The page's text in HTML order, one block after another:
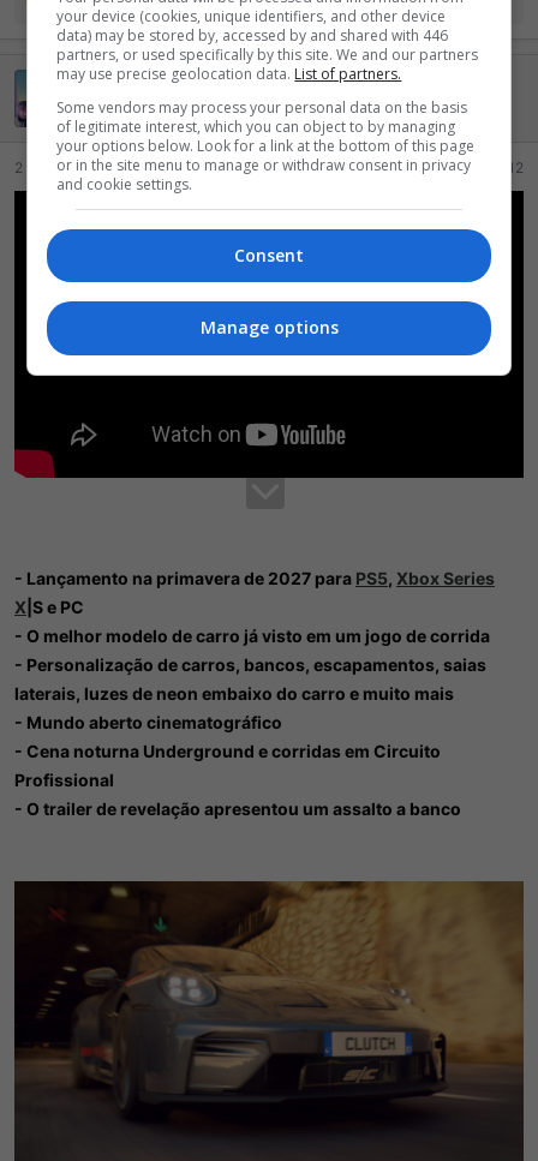
OUTKAST
Lenda da internet
2 Junho 2026 #12
- Lançamento na primavera de 2027 para PS5, Xbox Series
X |S e PC
- O melhor modelo de carro já visto em um jogo de corrida
- Personalização de carros, bancos, escapamentos, saias
laterais, luzes de neon embaixo do carro e muito mais
- Mundo aberto cinematográfico
- Cena noturna Underground e corridas em Circuito
Profissional
- O trailer de revelação apresentou um assalto a banco
your device (cookies, unique identifiers, and other device
data) may be stored by, accessed by and shared with 446
partners, or used specifically by this site. We and our partners
may use precise geolocation data. List of partners.
Some vendors may process your personal data on the basis
of legitimate interest, which you can object to by managing
your options below. Look for a link at the bottom of this page
or in the site menu to manage or withdraw consent in privacy
and cookie settings.
Consent
Manage options